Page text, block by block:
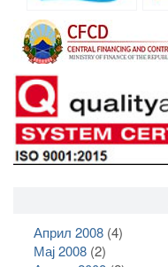
Април 2008(4)
Мај 2008(2)